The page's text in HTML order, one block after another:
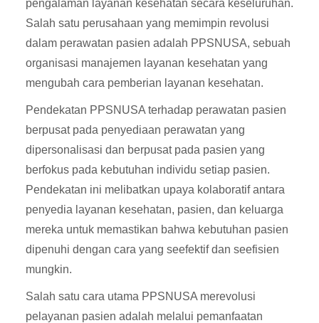
pengalaman layanan kesehatan secara keseluruhan.
Salah satu perusahaan yang memimpin revolusi
dalam perawatan pasien adalah PPSNUSA, sebuah
organisasi manajemen layanan kesehatan yang
mengubah cara pemberian layanan kesehatan.
Pendekatan PPSNUSA terhadap perawatan pasien
berpusat pada penyediaan perawatan yang
dipersonalisasi dan berpusat pada pasien yang
berfokus pada kebutuhan individu setiap pasien.
Pendekatan ini melibatkan upaya kolaboratif antara
penyedia layanan kesehatan, pasien, dan keluarga
mereka untuk memastikan bahwa kebutuhan pasien
dipenuhi dengan cara yang seefektif dan seefisien
mungkin.
Salah satu cara utama PPSNUSA merevolusi
pelayanan pasien adalah melalui pemanfaatan